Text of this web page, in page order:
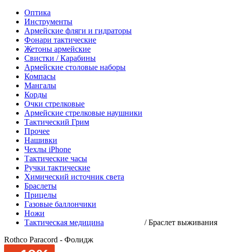
Оптика
Инструменты
Армейские фляги и гидраторы
Фонари тактические
Жетоны армейские
Свистки / Карабины
Армейские столовые наборы
Компасы
Мангалы
Корды
Очки стрелковые
Армейские стрелковые наушники
Тактический Грим
Прочее
Нашивки
Чехлы iPhone
Тактические часы
Ручки тактические
Химический источник света
Браслеты
Прицелы
Газовые баллончики
Ножи
Тактическая медицина
/Браслет выживания
Rothco Paracord - Фолидж